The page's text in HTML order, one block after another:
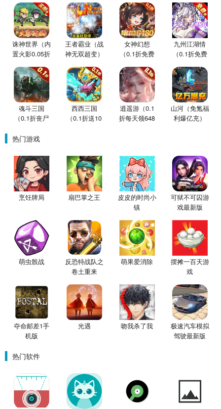
诛神世界（内
置火影0.05折
王者霸业（战
神无双超变）
女神幻想
（0.1折免费
九州江湖情
（0.1折免费
魂斗三国
（0.1折丧尸
西西三国
（0.1折送10
逍遥游（0.1
折每天领648
山河（免氪福
利爆亿充）
热门游戏
烹饪牌局 扇巴掌之王
皮皮的时尚小
镇
可狱不可囚游
戏最新版
萌虫骰战
反恐特战队之
卷土重来
萌果爱消除
摆摊一百天游
戏
夺命邮差1手
机版
光遇 吻我杀了我
极速汽车模拟
驾驶最新版
热门软件